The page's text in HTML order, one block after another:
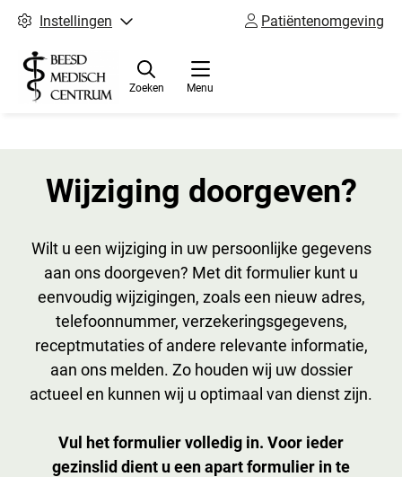
Instellingen Patiëntenomgeving
Menu
Zoeken
Wijziging doorgeven?
Wilt u een wijziging in uw persoonlijke gegevens
aan ons doorgeven? Met dit formulier kunt u
eenvoudig wijzigingen, zoals een nieuw adres,
telefoonnummer, verzekeringsgegevens,
receptmutaties of andere relevante informatie,
aan ons melden. Zo houden wij uw dossier
actueel en kunnen wij u optimaal van dienst zijn.
Vul het formulier volledig in. Voor ieder
gezinslid dient u een apart formulier in te